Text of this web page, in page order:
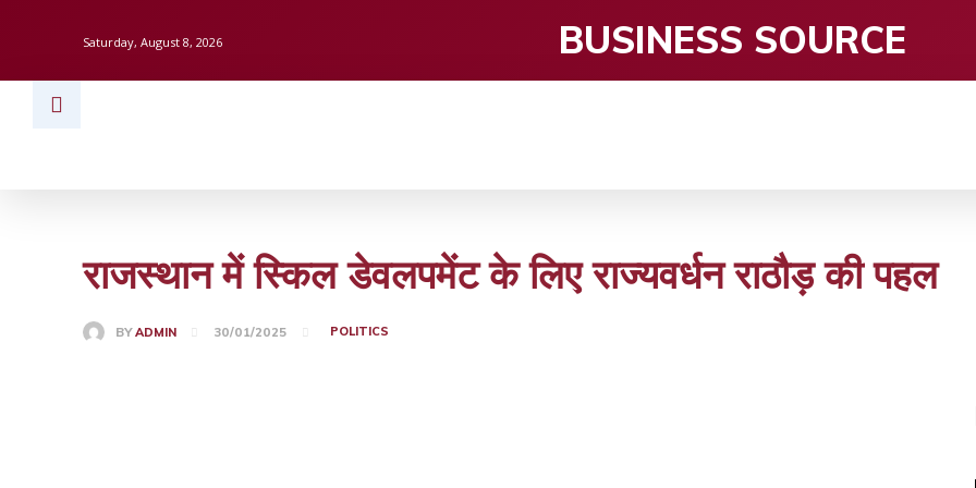
Saturday, August 8, 2026 BUSINESS SOURCE
राजस्थान में स्किल डेवलपमेंट के लिए राज्यवर्धन राठौड़ की पहल
BY ADMIN 30/01/2025 POLITICS